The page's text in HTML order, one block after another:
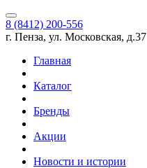
8 (8412) 200-556
г. Пенза, ул. Московская, д.37
Главная
Каталог
Бренды
Акции
Новости и истории